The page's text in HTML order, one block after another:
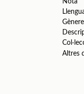
Gènere
Altres